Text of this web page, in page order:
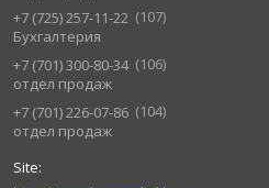
+7 (725) 257-11-22
107
Бухгалтерия
+7 (701) 300-80-34
106
отдел продаж
+7 (701) 226-07-86
104
отдел продаж